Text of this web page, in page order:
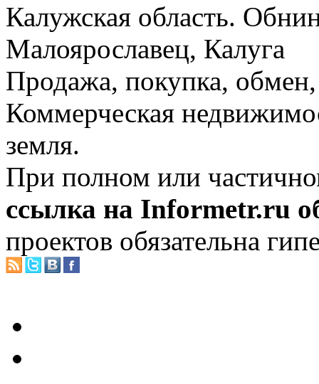
Калужская область.
Малоярославец, Калуга
Продажа, покупка, обмен,
Коммерческая
земля.
При полном или
ссылка на Informetr.ru
проектов обязательна